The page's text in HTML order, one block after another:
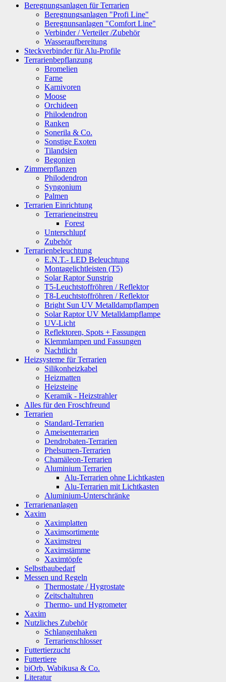
Beregnungsanlagen für Terrarien
Beregnungsanlagen "Profi Line"
Beregnunsanlagen "Comfort Line"
Verbinder / Verteiler /Zubehör
Wasseraufbereitung
Steckverbinder für Alu-Profile
Terrarienbepflanzung
Bromelien
Farne
Karnivoren
Moose
Orchideen
Philodendron
Ranken
Sonerila & Co.
Sonstige Exoten
Tilandsien
Begonien
Zimmerpflanzen
Philodendron
Syngonium
Palmen
Terrarien Einrichtung
Terrarieneinstreu
Forest
Unterschlupf
Zubehör
Terrarienbeleuchtung
E.N.T.- LED Beleuchtung
Montagelichtleisten (T5)
Solar Raptor Sunstrip
T5-Leuchtstoffröhren / Reflektor
T8-Leuchtstoffröhren / Reflektor
Bright Sun UV Metalldampflampen
Solar Raptor UV Metalldampflampe
UV-Licht
Reflektoren, Spots + Fassungen
Klemmlampen und Fassungen
Nachtlicht
Heizsysteme für Terrarien
Silikonheizkabel
Heizmatten
Heizsteine
Keramik - Heizstrahler
Alles für den Froschfreund
Terrarien
Standard-Terrarien
Ameisenterrarien
Dendrobaten-Terrarien
Phelsumen-Terrarien
Chamäleon-Terrarien
Aluminium Terrarien
Alu-Terrarien ohne Lichtkasten
Alu-Terrarien mit Lichtkasten
Aluminium-Unterschränke
Terrarienanlagen
Xaxim
Xaximplatten
Xaximsortimente
Xaximstreu
Xaximstämme
Xaximtöpfe
Selbstbaubedarf
Messen und Regeln
Thermostate / Hygrostate
Zeitschaltuhren
Thermo- und Hygrometer
Xaxim
Nutzliches Zubehör
Schlangenhaken
Terrarienschlosser
Futtertierzucht
Futtertiere
biOrb, Wabikusa & Co.
Literatur